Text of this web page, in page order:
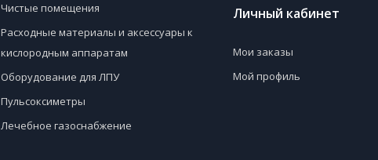
Чистые помещения
Расходные материалы и аксессуары к
кислородным аппаратам
Оборудование для ЛПУ
Пульсоксиметры
Лечебное газоснабжение
Личный кабинет
Мои заказы
Мой профиль